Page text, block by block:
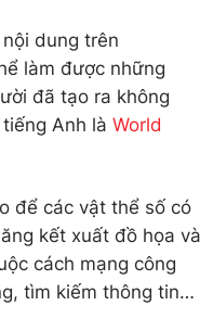
Tư vấn
dung trên
làm được những
đã tạo ra không
Anh là World
để các vật thể số có
kết xuất đồ họa và
cách mạng công
tìm kiếm thông tin…